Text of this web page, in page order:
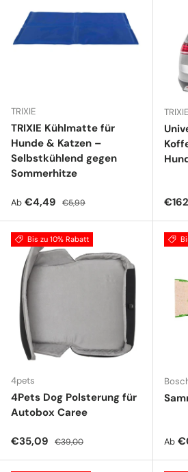
TRIXIE
TRIXIE Kühlmatte für
Hunde & Katzen –
Selbstkühlend gegen
Sommerhitze
Verkaufspreis
Ab €4,49 Normaler Preis
€5,99
TRIXIE
Bis zu 10% Rabatt
4pets
4Pets Dog Polsterung für
Autobox Caree
Verkaufspreis
€35,09 Normaler Preis
€39,00 Ab